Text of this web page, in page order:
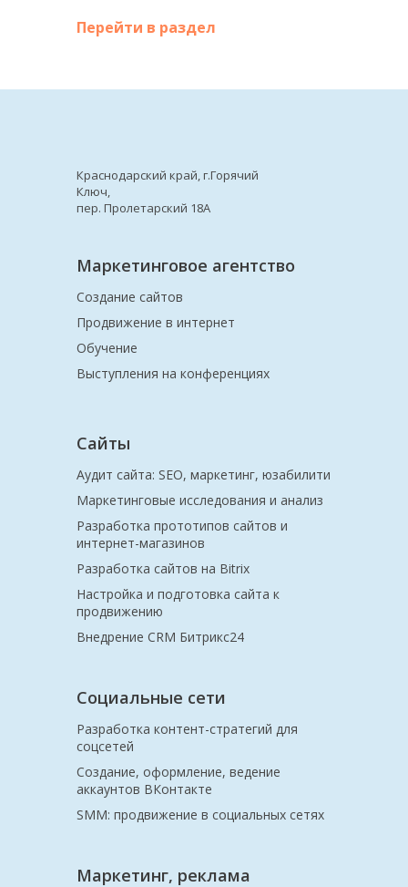
Перейти в раздел
Маркетинговое агентство
Создание сайтов
Продвижение в интернет
Обучение
Выступления на конференциях
Краснодарский край, г.Горячий
Ключ,
пер. Пролетарский 18А
Сайты
Аудит сайта: SEO, маркетинг, юзабилити
Маркетинговые исследования и анализ
Разработка прототипов сайтов и
интернет-магазинов
Разработка сайтов на Bitrix
Настройка и подготовка сайта к
продвижению
Внедрение CRM Битрикс24
Социальные сети
Разработка контент-стратегий для
соцсетей
Создание, оформление, ведение
аккаунтов ВКонтакте
SMM: продвижение в социальных сетях
Маркетинг, реклама